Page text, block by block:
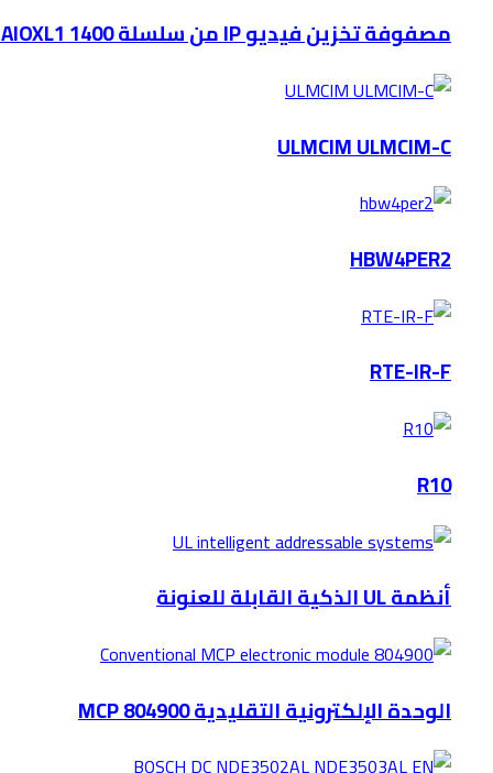
مصفوفة تخزين فيديو IP من سلسلة DLA-AIOXL1 1400
ULMCIM ULMCIM-C
HBW4PER2
RTE-IR-F
R10
أنظمة UL الذكية القابلة للعنونة
الوحدة الإلكترونية التقليدية MCP 804900